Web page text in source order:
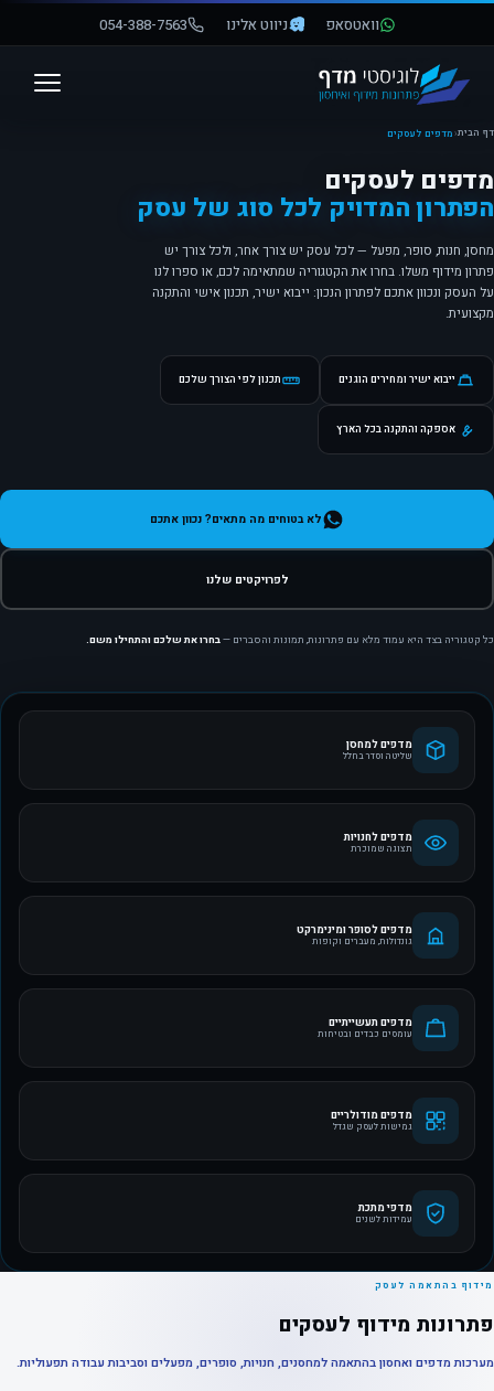
פתח סרגל נגישות
וואטסאפ ניווט אלינו 054-388-7563
דף הבית‹מדפים לעסקים
מדפים לעסקים
הפתרון המדויק לכל סוג של עסק
מחסן, חנות, סופר, מפעל — לכל עסק יש צורך אחר, ולכל צורך יש
פתרון מידוף משלו. בחרו את הקטגוריה שמתאימה לכם, או ספרו לנו
על העסק ונכוון אתכם לפתרון הנכון: ייבוא ישיר, תכנון אישי והתקנה
מקצועית.
ייבוא ישיר ומחירים הוגנים תכנון לפי הצורך שלכם
אספקה והתקנה בכל הארץ
לא בטוחים מה מתאים? נכוון אתכם
לפרויקטים שלנו
כל קטגוריה בצד היא עמוד מלא עם פתרונות, תמונות והסברים —בחרו את שלכם והתחילו משם.
מדפים למחסן
שליטה וסדר בחלל
מדפים לחנויות
תצוגה שמוכרת
מדפים לסופר ומינימרקט
גונדולות, מעברים וקופות
מדפים תעשייתיים
עומסים כבדים ובטיחות
מדפים מודולריים
גמישות לעסק שגדל
מדפי מתכת
עמידות לשנים
מידוף בהתאמה לעסק
פתרונות מידוף לעסקים
מערכות מדפים ואחסון בהתאמה למחסנים, חנויות, סופרים, מפעלים וסביבות עבודה תפעוליות.